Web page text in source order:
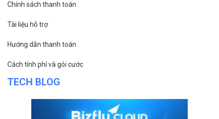
Chính sách thanh toán
Tài liệu hỗ trợ
Hướng dẫn thanh toán
Cách tính phí và gói cước
TECH BLOG